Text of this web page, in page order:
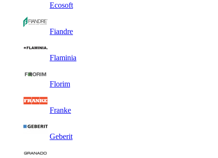
Ecosoft
Fiandre
Flaminia
Florim
Franke
Geberit